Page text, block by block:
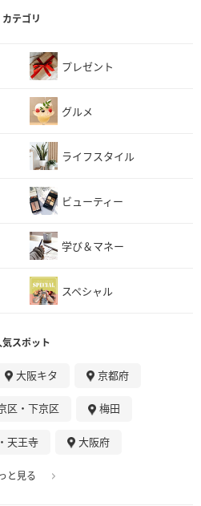
カテゴリ
プレゼント
グルメ
ライフスタイル
ビューティー
学び＆マネー
スペシャル
気スポット
大阪キタ 京都府
区・下京区 梅田
天王寺 大阪府
と見る